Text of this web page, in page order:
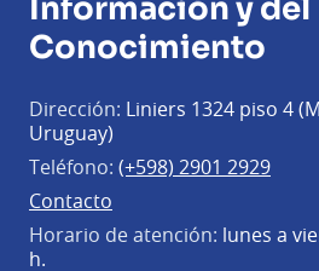
Información y del
Conocimiento
Dirección: Liniers 1324 piso 4
Uruguay)
Teléfono: (+598) 2901 2929
Contacto
Horario de atención: lunes a
h.